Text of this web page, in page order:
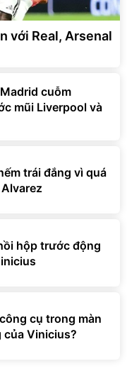
với Real, Arsenal
cuỗm
mũi Liverpool và
trái đắng vì quá
hộp trước động
cụ trong màn
của Vinicius?